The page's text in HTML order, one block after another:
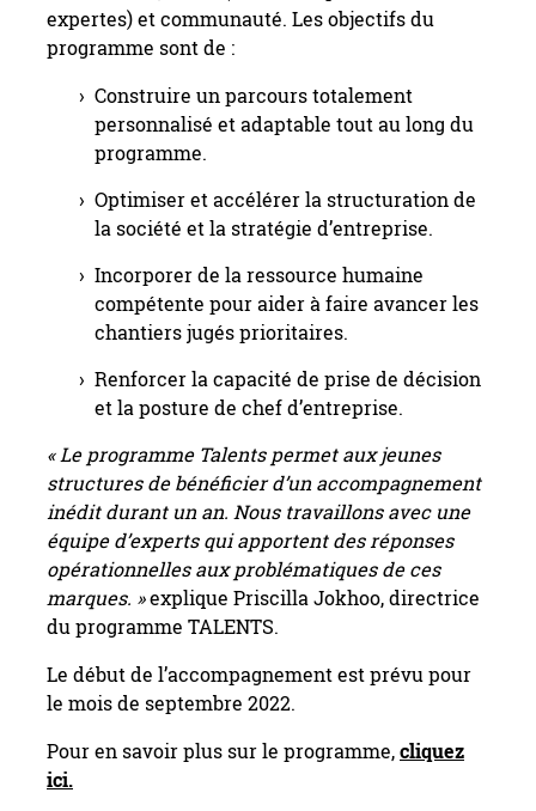
expertes) et communauté. Les objectifs du
programme sont de :
Construire un parcours totalement
personnalisé et adaptable tout au long du
programme.
Optimiser et accélérer la structuration de
la société et la stratégie d’entreprise.
Incorporer de la ressource humaine
compétente pour aider à faire avancer les
chantiers jugés prioritaires.
Renforcer la capacité de prise de décision
et la posture de chef d’entreprise.
« Le programme Talents permet aux jeunes
structures de bénéficier d’un accompagnement
inédit durant un an. Nous travaillons avec une
équipe d’experts qui apportent des réponses
opérationnelles aux problématiques de ces
marques. »explique Priscilla Jokhoo, directrice
du programme TALENTS.
Le début de l’accompagnement est prévu pour
le mois de septembre 2022.
Pour en savoir plus sur le programme,cliquez
ici.